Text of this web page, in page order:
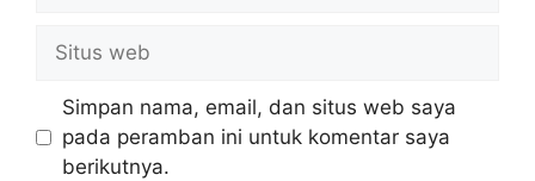
Situs
web
Simpan nama, email, dan situs web saya
pada peramban ini untuk komentar saya
berikutnya.